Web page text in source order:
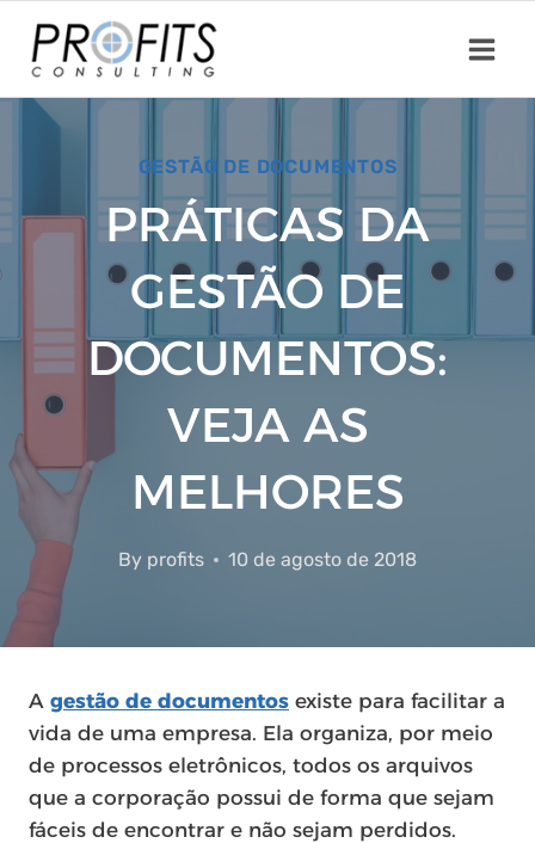
content
GESTÃO DE DOCUMENTOS
PRÁTICAS DA
GESTÃO DE
DOCUMENTOS:
VEJA AS
MELHORES
By profits 10 de agosto de 2018
A gestão de documentos existe para facilitar a
vida de uma empresa. Ela organiza, por meio
de processos eletrônicos, todos os arquivos
que a corporação possui de forma que sejam
fáceis de encontrar e não sejam perdidos.